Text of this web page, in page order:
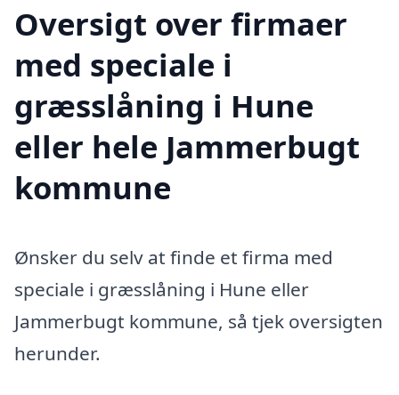
Oversigt over firmaer
med speciale i
græsslåning i Hune
eller hele Jammerbugt
kommune
Ønsker du selv at finde et firma med
speciale i græsslåning i Hune eller
Jammerbugt kommune, så tjek oversigten
herunder.